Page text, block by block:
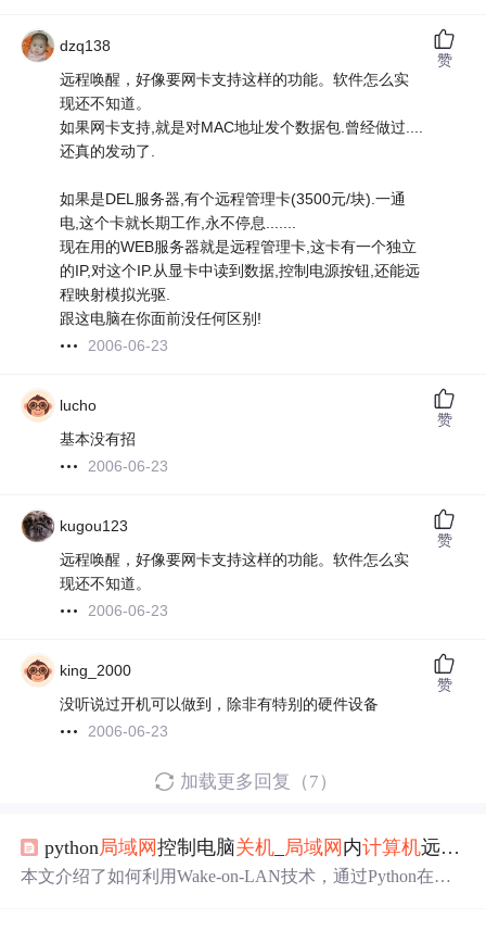
dzq138
远程唤醒，好像要网卡支持这样的功能。软件怎么实
现还不知道。
如果网卡支持,就是对MAC地址发个数据包.曾经做过....
还真的发动了.
如果是DEL服务器,有个远程管理卡(3500元/块).一通
电,这个卡就长期工作,永不停息.......
现在用的WEB服务器就是远程管理卡,这卡有一个独立
的IP,对这个IP.从显卡中读到数据,控制电源按钮,还能远
程映射模拟光驱.
跟这电脑在你面前没任何区别!
2006-06-23
赞
lucho
基本没有招
2006-06-23
赞
kugou123
远程唤醒，好像要网卡支持这样的功能。软件怎么实
现还不知道。
2006-06-23
赞
king_2000
没听说过开机可以做到，除非有特别的硬件设备
2006-06-23
赞
加载更多回复（7）
python局域网控制电脑关机 局域网 内计算机远程
本文介绍了如何利用Wake-on-LAN技术，通过Python在局